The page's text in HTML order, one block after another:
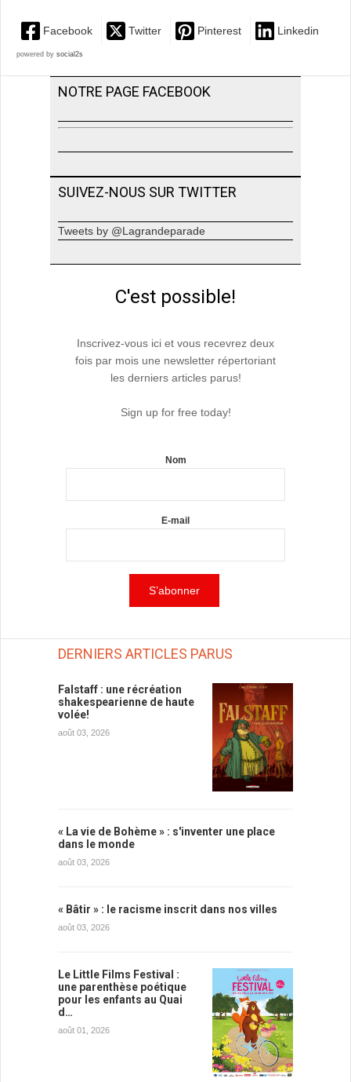
Facebook Twitter Pinterest Linkedin
powered by social2s
NOTRE PAGE FACEBOOK
SUIVEZ-NOUS SUR TWITTER
Tweets by @Lagrandeparade
C'est possible!
Inscrivez-vous ici et vous recevrez deux
fois par mois une newsletter répertoriant
les derniers articles parus!
Sign up for free today!
Nom
E-mail
DERNIERS ARTICLES PARUS
Falstaff : une récréation
shakespearienne de haute
volée!
août 03, 2026
« La vie de Bohème » : s'inventer une place
dans le monde
août 03, 2026
« Bâtir » : le racisme inscrit dans nos villes
août 03, 2026
Le Little Films Festival :
une parenthèse poétique
pour les enfants au Quai
d…
août 01, 2026